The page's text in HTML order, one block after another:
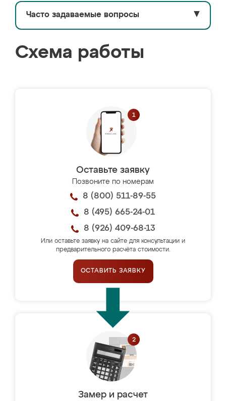
Часто задаваемые вопросы ▼
Схема работы
Оставьте заявку
Позвоните по номерам
8 (800) 511-89-55
8 (495) 665-24-01
8 (926) 409-68-13
Или оставьте заявку на сайте для консультации и
предварительного расчёта стоимости.
ОСТАВИТЬ ЗАЯВКУ
Замер и расчет